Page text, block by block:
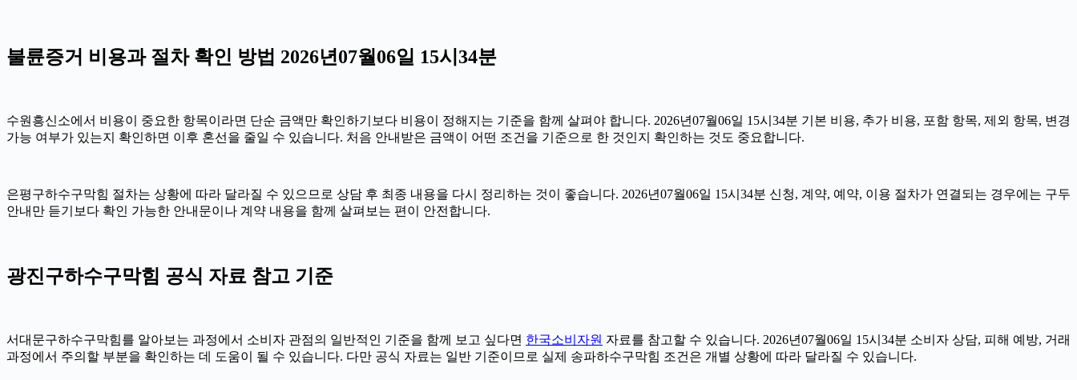
불륜증거 비용과 절차 확인 방법 2026년07월06일 15시34분
수원흥신소에서 비용이 중요한 항목이라면 단순 금액만 확인하기보다 비용이 정해지는 기준을 함께 살펴야 합니다. 2026년07월06일 15시34분 기본 비용, 추가 비용, 포함 항목, 제외 항목, 변경
가능 여부가 있는지 확인하면 이후 혼선을 줄일 수 있습니다. 처음 안내받은 금액이 어떤 조건을 기준으로 한 것인지 확인하는 것도 중요합니다.
은평구하수구막힘 절차는 상황에 따라 달라질 수 있으므로 상담 후 최종 내용을 다시 정리하는 것이 좋습니다. 2026년07월06일 15시34분 신청, 계약, 예약, 이용 절차가 연결되는 경우에는 구두
안내만 듣기보다 확인 가능한 안내문이나 계약 내용을 함께 살펴보는 편이 안전합니다.
광진구하수구막힘 공식 자료 참고 기준
서대문구하수구막힘를 알아보는 과정에서 소비자 관점의 일반적인 기준을 함께 보고 싶다면 한국소비자원 자료를 참고할 수 있습니다. 2026년07월06일 15시34분 소비자 상담, 피해 예방, 거래
과정에서 주의할 부분을 확인하는 데 도움이 될 수 있습니다. 다만 공식 자료는 일반 기준이므로 실제 송파하수구막힘 조건은 개별 상황에 따라 달라질 수 있습니다.